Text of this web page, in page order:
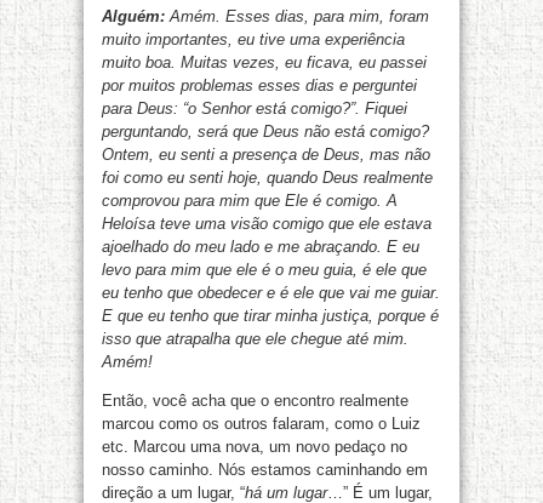
Alguém: Amém. Esses dias, para mim, foram
muito importantes, eu tive uma experiência
muito boa. Muitas vezes, eu ficava, eu passei
por muitos problemas esses dias e perguntei
para Deus: “o Senhor está comigo?”. Fiquei
perguntando, será que Deus não está comigo?
Ontem, eu senti a presença de Deus, mas não
foi como eu senti hoje, quando Deus realmente
comprovou para mim que Ele é comigo. A
Heloísa teve uma visão comigo que ele estava
ajoelhado do meu lado e me abraçando. E eu
levo para mim que ele é o meu guia, é ele que
eu tenho que obedecer e é ele que vai me guiar.
E que eu tenho que tirar minha justiça, porque é
isso que atrapalha que ele chegue até mim.
Amém!
Então, você acha que o encontro realmente
marcou como os outros falaram, como o Luiz
etc. Marcou uma nova, um novo pedaço no
nosso caminho. Nós estamos caminhando em
direção a um lugar, “há um lugar…” É um lugar,